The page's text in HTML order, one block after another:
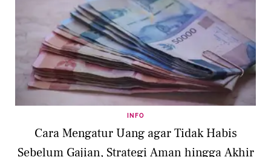
INFO
Cara Mengatur Uang agar Tidak Habis
Sebelum Gajian, Strategi Aman hingga Akhir